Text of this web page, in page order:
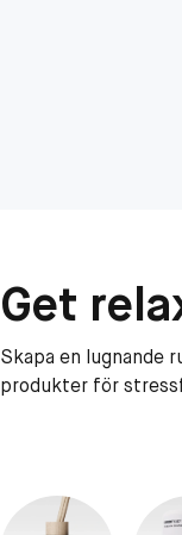
Get
Skapa en lugnande
produkter för